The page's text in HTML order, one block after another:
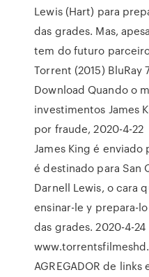
Lewis (Hart) para
das grades. Mas,
tem do futuro
Torrent (2015) BluRay
Download Quando o
investimentos James
por fraude, 2020-4-
James King é
é destinado para San
Darnell Lewis, o cara
ensinar-le y prepara-
das grades. 2020-4-
AGREGADOR de links